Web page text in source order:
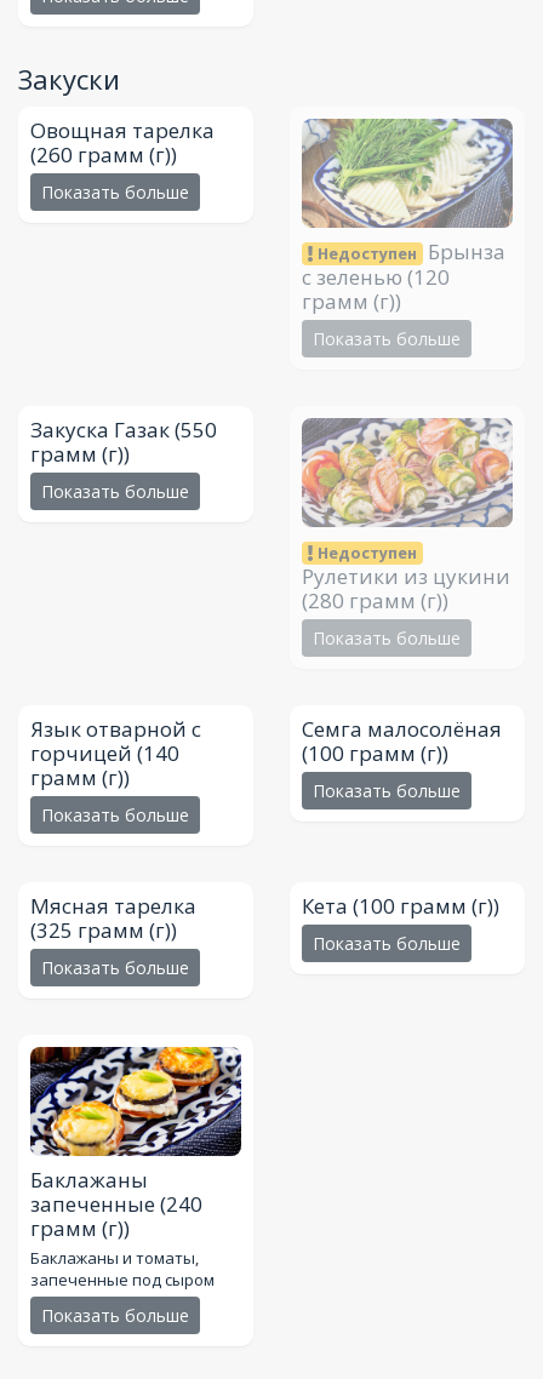
Закуски
Овощная тарелка
(260 грамм (г))
Показать больше
Недоступен
Брынза
с зеленью (120
грамм (г))
Показать больше
Закуска Газак(550
грамм (г))
Показать больше
Недоступен
Рулетики из цукини
(280 грамм (г))
Показать больше
Язык отварной с
горчицей (140
грамм (г))
Показать больше
Семга малосолёная
(100 грамм (г))
Показать больше
Мясная тарелка
(325 грамм (г))
Показать больше
Кета (100 грамм (г))
Показать больше
Баклажаны
запеченные(240
грамм (г))
Баклажаны и томаты,
запеченные под сыром
Показать больше